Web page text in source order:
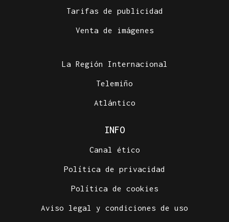
Tarifas de publicidad
Venta de imágenes
La Región Internacional
Telemiño
Atlántico
INFO
Canal ético
Política de privacidad
Política de cookies
Aviso legal y condiciones de uso